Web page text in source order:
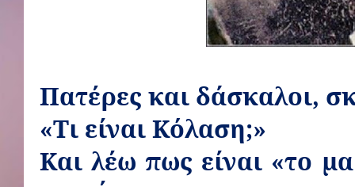
Πατέρες και δάσκαλοι,
«Τι είναι Κόλαση;»
Και λέω πως είναι «το